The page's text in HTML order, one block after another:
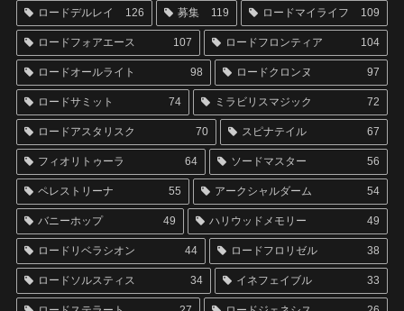
ロードデルレイ 126 募集 119 ロードマイライフ 109
ロードフォアエース 107 ロードフロンティア 104
ロードオールライト 98 ロードクロンヌ 97
ロードサミット 74 ミラビリスマジック 72
ロードアスタリスク 70 スピナテイル 67
フィオリトゥーラ 64 ソードマスター 56
ペレストリーナ 55 アークシャルダーム 54
バニーホップ 49 ハリウッドメモリー 49
ロードリベラシオン 44 ロードフロリゼル 38
ロードソルスティス 34 イネフェイブル 33